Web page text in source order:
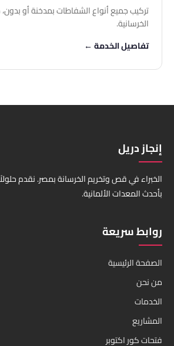
تركيب جميع أنواع الشفاطات بمدخنة أو
الخرسانية.
تفاصيل الخدمة ←
إنجاز دريل
الخبراء في قص وتخريم الخرسانة بمصر. نقدم
بأحدث المعدات الألمانية.
روابط سريعة
الصفحة الرئيسية
من نحن
الخدمات
المشاريع
فتحات كور اكتوبر